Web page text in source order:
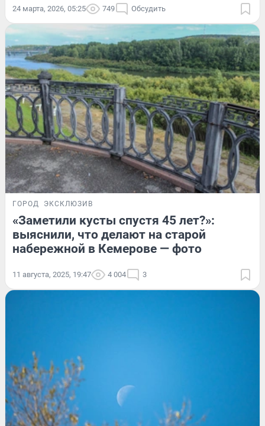
24 марта, 2026, 05:25 749 Обсудить
ГОРОД ЭКСКЛЮЗИВ
«Заметили кусты спустя 45 лет?»:
выяснили, что делают на старой
набережной в Кемерове — фото
11 августа, 2025, 19:47 4 004 3